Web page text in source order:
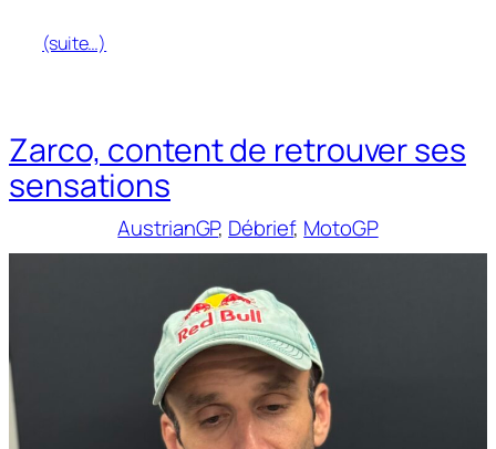
(suite…)
Zarco, content de retrouver ses
sensations
AustrianGP, Débrief, MotoGP